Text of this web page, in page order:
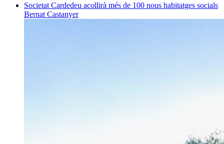
Societat Cardedeu acollirà més de 100 nous habitatges socials
Bernat Castanyer